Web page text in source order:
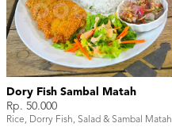
Dory Fish Sambal Matah
Rp. 50.000
Rice, Dorry Fish, Salad & Sambal Matah